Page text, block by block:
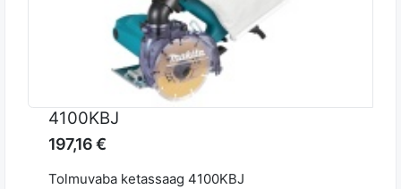
4100KBJ
197,16 €
Tolmuvaba ketassaag 4100KBJ